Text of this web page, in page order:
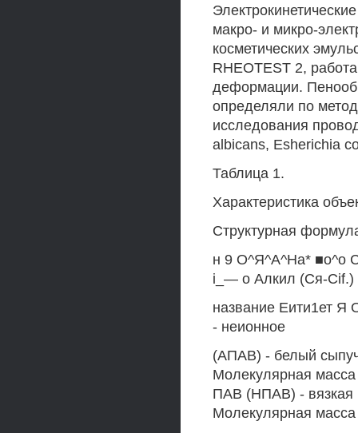
макро- и микро-
косметических
RHEOTEST 2,
деформации.
определяли по
исследования
albicans, Esherichia
Таблица 1.
Характеристика
Структурная
н 9 О^Я^А^На* ■о^о
i_— о Алкил (Ся-Cif.)
название Еити1ет
- неионное
(АПАВ) - белый
Молекулярная
ПАВ (НПАВ) - вязкая
Молекулярная